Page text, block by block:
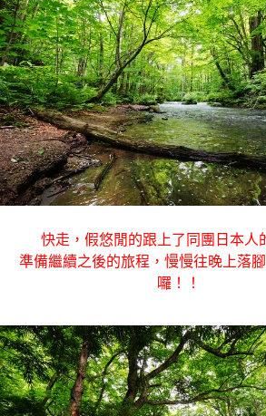
快走，假悠閒的跟上了同團日本人
準備繼續之後的旅程，慢慢往晚上落
囉！！